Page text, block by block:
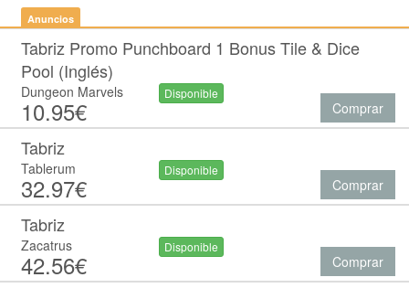
Anuncios
Tabriz Promo Punchboard 1 Bonus Tile & Dice
Pool (Inglés)
Dungeon Marvels
10.95€
Disponible
Comprar
Tabriz
Tablerum
32.97€
Disponible
Comprar
Tabriz
Zacatrus
42.56€
Disponible
Comprar